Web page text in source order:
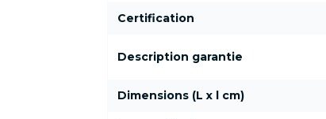
Certification
Description garantie
Dimensions (L x l cm)